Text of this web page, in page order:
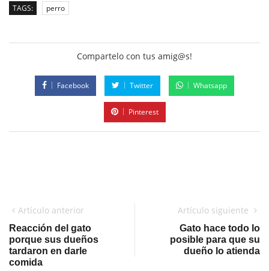
TAGS: perro
Compartelo con tus amig@s!
Facebook Twitter Whatsapp
Pinterest
Artículo anterior
Reacción del gato
porque sus dueños
tardaron en darle
comida
Artículo siguiente
Gato hace todo lo
posible para que su
dueño lo atienda